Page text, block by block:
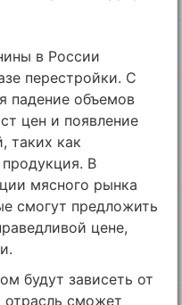
в России
перестройки. С
падение объемов
цен и появление
таких как
В
мясного рынка
смогут предложить
цене,
будут зависеть от
отрасль сможет